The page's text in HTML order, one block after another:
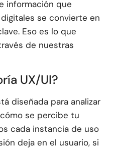
información que
se convierte en
Eso es lo que
de nuestras
UX/UI?
diseñada para analizar
se percibe tu
cada instancia de uso
deja en el usuario, si